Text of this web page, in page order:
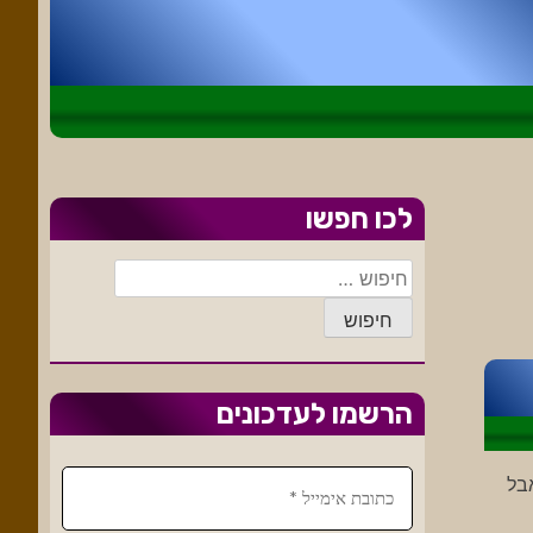
לכו חפשו
חיפוש:
הרשמו לעדכונים